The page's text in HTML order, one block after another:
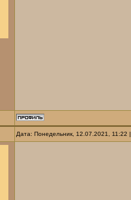
Дата: Понедельник, 12.07.2021,